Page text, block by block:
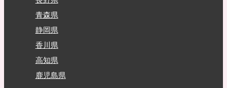
青森県
静岡県
香川県
高知県
鹿児島県